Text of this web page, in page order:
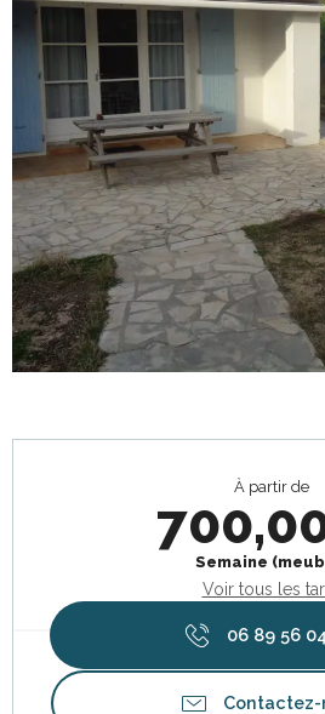
À partir de
Semaine
Voir tous les
06 89 56 04
Contactez-